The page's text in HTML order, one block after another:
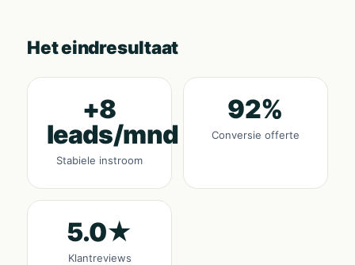
Het eindresultaat
+8
leads/mnd
Stabiele instroom
92%
Conversie offerte
5.0★
Klantreviews